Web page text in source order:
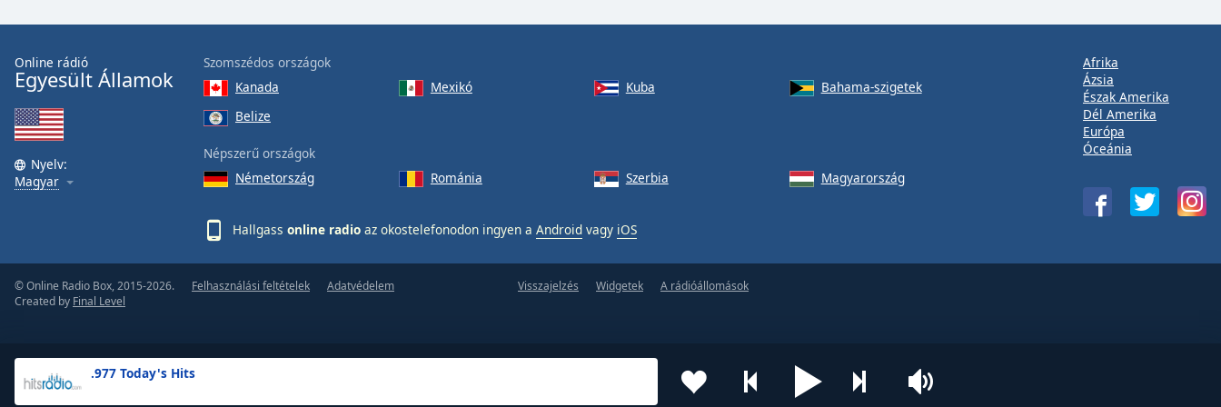
Text
Opacity
Background
.977 Today's Hits
Online rádió
Egyesült Államok
Nyelv:
Magyar
Szomszédos országok
Kanada
Mexikó Kuba
Bahama-szigetek
Belize
Népszerű országok
Németország
Románia Szerbia Magyarország
Hallgass online radio az okostelefonodon ingyen a Android vagy iOS
Afrika
Ázsia
Észak Amerika
Dél Amerika
Európa
Óceánia
© Online Radio Box, 2015-2026.
Created by Final Level
Felhasználási feltételek Adatvédelem Visszajelzés Widgetek A rádióállomások